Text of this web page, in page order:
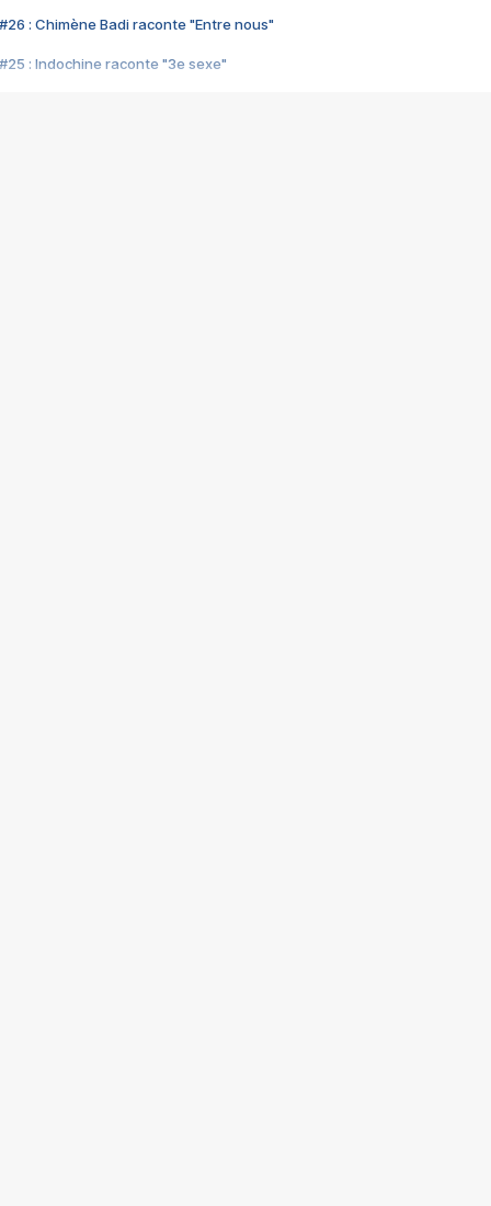
#26 : Chimène Badi raconte "Entre nous"
#25 : Indochine raconte "3e sexe"